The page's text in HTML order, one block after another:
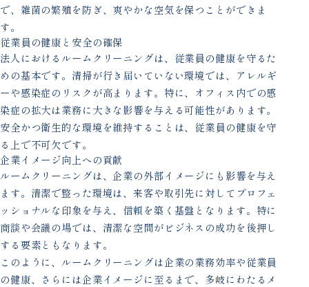
で、雑菌の繁殖を防ぎ、爽やかな空気を保つことができま
す。
従業員の健康と安全の確保
法人におけるルームクリーニングは、従業員の健康を守るた
めの基本です。清掃が行き届いていない環境では、アレルギ
ーや感染症のリスクが高まります。特に、オフィス内での感
染症の拡大は業務に大きな影響を与える可能性があります。
安全かつ衛生的な環境を維持することは、従業員の健康を守
る上で不可欠です。
企業イメージ向上への貢献
ルームクリーニングは、企業の外部イメージにも影響を与え
ます。清潔で整った環境は、来客や取引先に対してプロフェ
ッショナルな印象を与え、信頼を築く基盤となります。特に
商談や会議の場では、清潔な空間がビジネスの成功を後押し
する要素ともなります。
このように、ルームクリーニングは企業の業務効率や従業員
の健康、さらには企業イメージに至るまで、多岐にわたるメ